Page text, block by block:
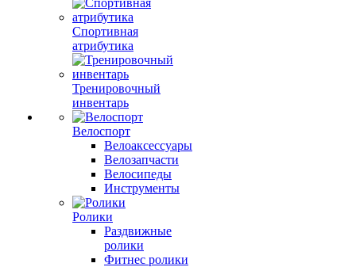
Спортивная
атрибутика
Тренировочный
инвентарь
Велоспорт
Велоаксессуары
Велозапчасти
Велосипеды
Инструменты
Ролики
Раздвижные
ролики
Фитнес ролики